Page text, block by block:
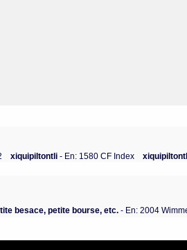
xiquipiltontli- En: 1580 CF Index
besace, petite bourse, etc. - En: 2004